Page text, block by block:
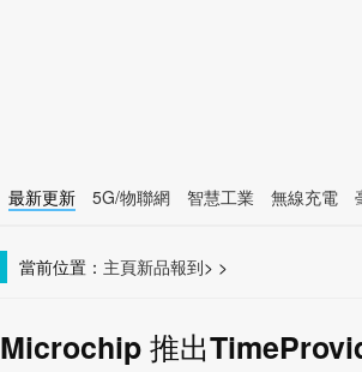
最新更新 5G/物聯網 智慧工業 無線充電
當前位置： 主頁 >
新品報到 >
Microchip 推出